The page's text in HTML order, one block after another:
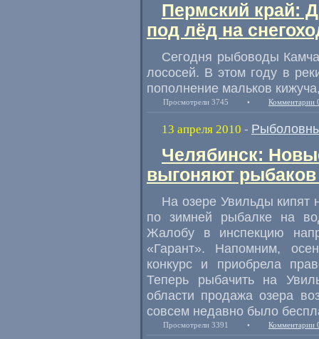
Пермский край:
под лёд на
Сегодня рыбоводы
лососей. В этом году в
пополнение мальков
Просмотрели 3745 • Комментарии
13 апреля 2010 -
Челябинск:
выгоняют рыбаков
На озере Увильды кипят
по зимней рыбалке на
Жалобу в инспекцию
«Гарант». Напомним,
конкурс и приобрела
Теперь рыбачить на
области продажа озера
совсем недавно было
Просмотрели 3391 • Комментарии